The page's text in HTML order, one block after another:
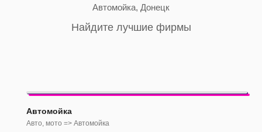
Автомойка, Донецк
Найдите лучшие фирмы
Автомойка
Авто, мото => Автомойка